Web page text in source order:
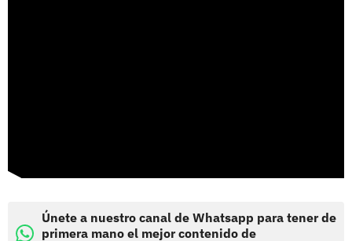
Únete a nuestro canal de Whatsapp para tener de
primera mano el mejor contenido de